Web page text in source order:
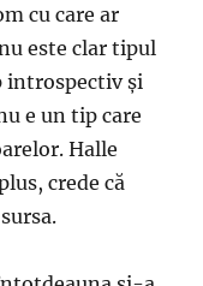
cu care ar
este clar tipul
introspectiv și
e un tip care
Halle
crede că